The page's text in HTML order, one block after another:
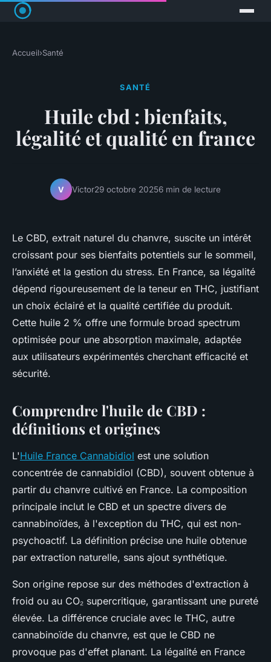
Accueil›Santé
SANTÉ
Huile cbd : bienfaits,
légalité et qualité en france
V Victor29 octobre 20256 min de lecture
Le CBD, extrait naturel du chanvre, suscite un intérêt
croissant pour ses bienfaits potentiels sur le sommeil,
l’anxiété et la gestion du stress. En France, sa légalité
dépend rigoureusement de la teneur en THC, justifiant
un choix éclairé et la qualité certifiée du produit.
Cette huile 2 % offre une formule broad spectrum
optimisée pour une absorption maximale, adaptée
aux utilisateurs expérimentés cherchant efficacité et
sécurité.
Comprendre l'huile de CBD :
définitions et origines
L'Huile France Cannabidiol est une solution
concentrée de cannabidiol (CBD), souvent obtenue à
partir du chanvre cultivé en France. La composition
principale inclut le CBD et un spectre divers de
cannabinoïdes, à l'exception du THC, qui est non-
psychoactif. La définition précise une huile obtenue
par extraction naturelle, sans ajout synthétique.
Son origine repose sur des méthodes d'extraction à
froid ou au CO₂ supercritique, garantissant une pureté
élevée. La différence cruciale avec le THC, autre
cannabinoïde du chanvre, est que le CBD ne
provoque pas d'effet planant. La légalité en France